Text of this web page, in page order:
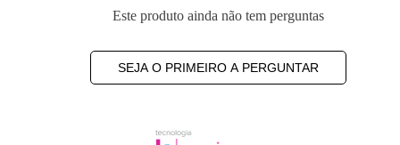
Este produto ainda não tem perguntas
SEJA O PRIMEIRO A PERGUNTAR